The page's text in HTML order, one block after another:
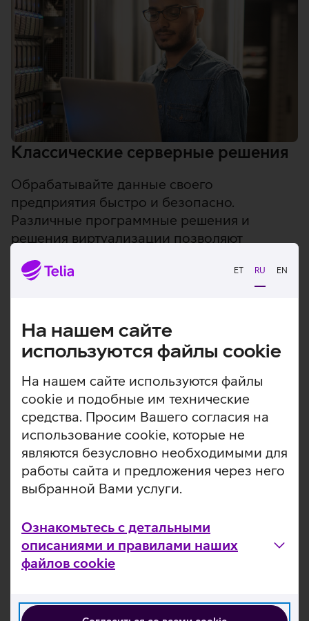
ET RU EN
На нашем сайте
используются файлы cookie
На нашем сайте используются файлы
cookie и подобные им технические
средства. Просим Вашего согласия на
использование cookie, которые не
являются безусловно необходимыми для
работы сайта и предложения через него
выбранной Вами услуги.
Ознакомьтесь с детальными
описаниями и правилами наших
файлов cookie
Классические серверные решения
Обрабатывайте данные своего
предприятия быстро и безопасно.
Различные программные решения и
решения виртуализации позволяют
которая будет соответствовать
потребностям именно Вашей компании.
Полезно знать
Возможность приобретения собственных серверов и
и/или программного обеспечения в качестве частичной
или комплексной услуги.
В предлагаемом ассортименте — решения
виртуализации и высокой пропускной способности,
башенные серверы, блейд-серверы, микросерверы,
серверы IoT и стоечные серверы. Услугой пользуются
многие предприятия частного и государственного
Telia имеет более чем 15-летний опыт создания и
администрирования различных корпоративных ИТ-
решений. Мы работаем с крупнейшими мировыми
Packard Enterprise, Dell, Fujitsu.